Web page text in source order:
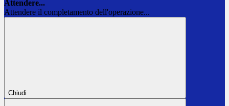
Attendere...
Attendere il completamento dell'operazione...
Chiudi